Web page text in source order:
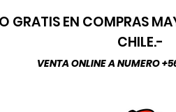
GRATIS EN COMPRAS
CHILE.-
VENTA ONLINE A NUMERO